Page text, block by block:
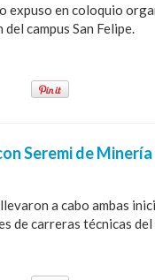
expuso en coloquio
campus San Felipe.
Seremi de
llevaron a cabo ambas
de carreras técnicas del